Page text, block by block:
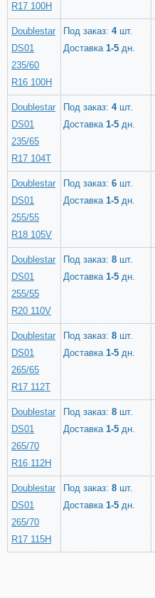
R17 100H
Doublestar
DS01
235/60
R16 100H
Под заказ: 4шт.
Доставка 1-5 дн.
Doublestar
DS01
235/65
R17 104T
Под заказ: 4шт.
Доставка 1-5 дн.
Doublestar
DS01
255/55
R18 105V
Под заказ: 6 шт.
Доставка 1-5 дн.
Doublestar
DS01
255/55
R20 110V
Под заказ: 8 шт.
Доставка 1-5 дн.
Doublestar
DS01
265/65
R17 112T
Под заказ: 8 шт.
Доставка 1-5 дн.
Doublestar
DS01
265/70
R16 112H
Под заказ: 8 шт.
Доставка 1-5 дн.
Doublestar
DS01
265/70
R17 115H
Под заказ: 8 шт.
Доставка 1-5 дн.